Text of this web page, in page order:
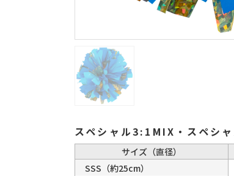
スペシャル3:1MIX・スペシ
サイズ（直径）
SSS （約25cm）